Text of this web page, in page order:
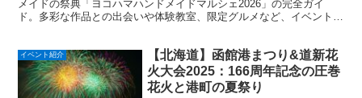
メイドの祭典「ヨコハマハンドメイドマルシェ2026」の完全ガイ
ド。多彩な作品との出会いや体験教室、限定グルメなど、イベントの
イベント紹介
【北海道】函館港まつり&道新花
火大会2025：166周年記念の圧巻
花火と港町の夏祭り